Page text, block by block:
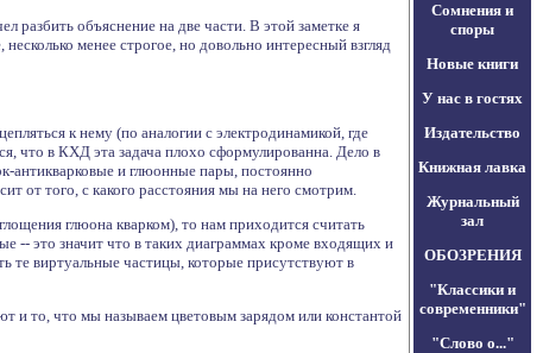
разбить объяснение на две части. В этой заметке я
менее строгое, но довольно интересный взгляд
к нему (по аналогии с электродинамикой, где
что в КХД эта задача плохо сформулированна. Дело в
антикварковые и глюонные пары, постоянно
от того, с какого расстояния мы на него смотрим.
глюона кварком), то нам приходится считать
-- это значит что в таких диаграммах кроме входящих и
виртуальные частицы, которые присутствуют в
и то, что мы называем цветовым зарядом или константой
Сомнения и
споры
Новые книги
У нас в гостях
Издательство
Книжная лавка
Журнальный
зал
ОБОЗРЕНИЯ
"Классики и
современники"
"Слово о..."